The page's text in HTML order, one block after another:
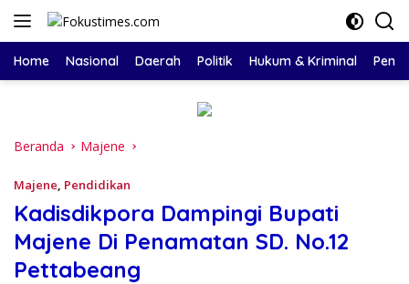
Langsung
Home Nasional Daerah Politik Hukum & Kriminal
Beranda Majene
Majene, Pendidikan
Kadisdikpora Dampingi Bupati
Majene Di Penamatan SD. No.12
Pettabeang